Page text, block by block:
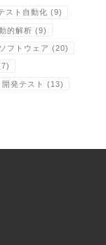
スト自動化 (9)
的解析 (9)
フトウェア (20)
開発テスト (13)